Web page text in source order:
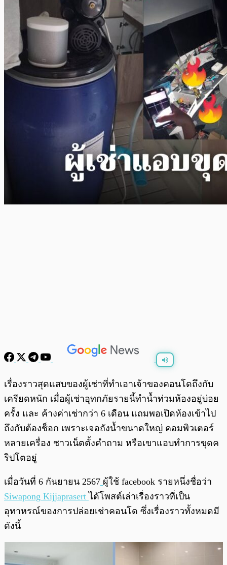
0:00/ 0:00
เรื่องราวสุดแสบของผู้เช่าที่ทำเอาเจ้าของคอนโดถึงกับ
เครียดหนัก เมื่อผู้เช่าอุทกภัยรายนี้ทำน้ำท่วมห้องอยู่บ่อย
ครั้ง และ ค้างค่าเช่ากว่า 6 เดือน แถมพอเปิดห้องเข้าไป
ถึงกับต้องช็อก เพราะเจอถังน้ำขนาดใหญ่ คอมพิวเตอร์
หลายเครื่อง ชาวเน็ตตั้งคำถาม หรือเขาแอบทำการขุดค
ริปโตอยู่
เมื่อวันที่ 6 กันยายน 2567 ผู้ใช้ facebook รายหนึ่งชื่อว่า
Siwapong Kijjaprasert ได้โพสต์เล่าเรื่องราวที่เป็น
อุทาหรณ์ของการปล่อยเช่าคอนโด ซึ่งเรื่องราวทั้งหมดมี
ดังนี้